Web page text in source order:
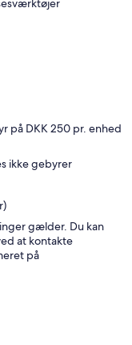
på DKK 250 pr. enhed
ikke gebyrer
gælder. Du kan
at kontakte
på